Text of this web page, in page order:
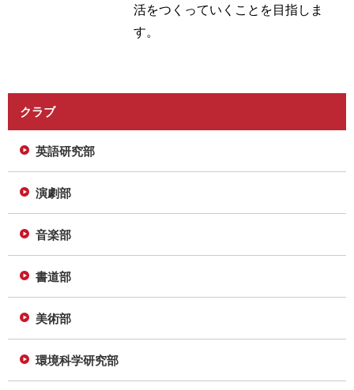
活をつくっていくことを目指しま
す。
クラブ
英語研究部
演劇部
音楽部
書道部
美術部
環境科学研究部